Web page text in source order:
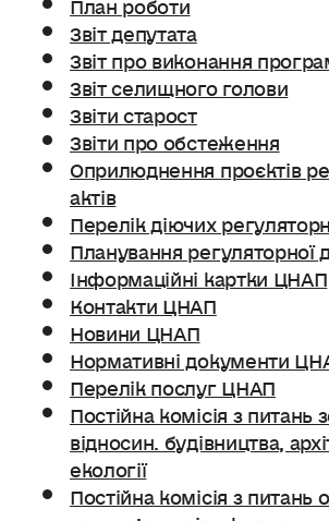
Звіт депутата
Звіт про виконання
Звіт селищного голови
Звіти старост
Звіти про обстеження
Оприлюднення проєктів
актів
Перелік діючих
Планування регуляторної
Інформаційні картки ЦНАП
Контакти ЦНАП
Новини ЦНАП
Нормативні документи
Перелік послуг ЦНАП
Постійна комісія з питань
відносин. будівництва,
екології
Постійна комісія з питань